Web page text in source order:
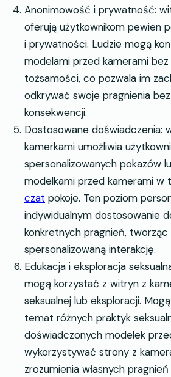
Anonimowość i prywatność:
oferują użytkownikom pewien
i prywatności. Ludzie mogą
modelami przed kamerami bez
tożsamości, co pozwala im
odkrywać swoje pragnienia
konsekwencji.
Dostosowane doświadczenia:
kamerkami umożliwia
spersonalizowanych pokazów
modelkami przed kamerami w
czat pokoje. Ten poziom
indywidualnym dostosowanie
konkretnych pragnień,
spersonalizowaną interakcję.
Edukacja i eksploracja
mogą korzystać z witryn z
seksualnej lub eksploracji.
temat różnych praktyk
doświadczonych modelek
wykorzystywać strony z
zrozumienia własnych